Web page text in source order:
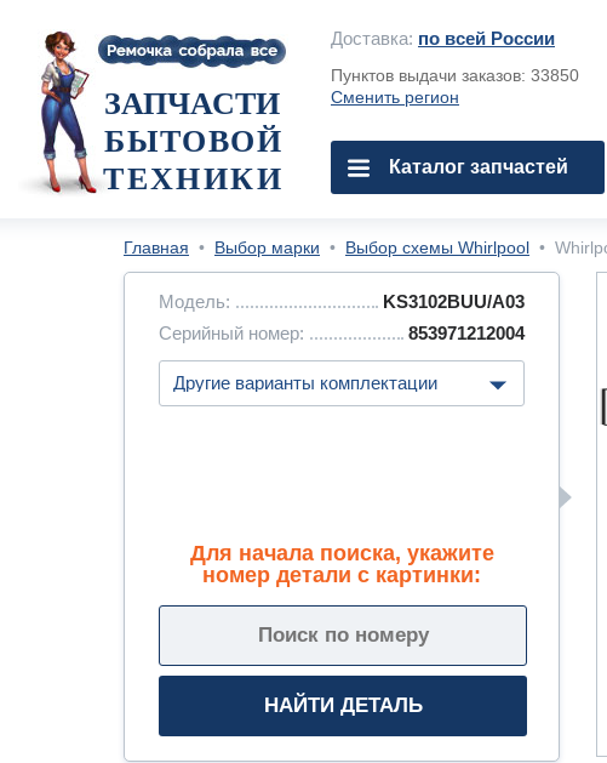
Доставка: по всей России
Пунктов выдачи заказов: 33850
Сменить регион
ЗАПЧАСТИ
БЫТОВОЙ
ТЕХНИКИ
Каталог запчастей
Главная • Выбор марки • Выбор схемы Whirlpool •
Модель:
KS3102BUU/A03
Серийный номер:
853971212004
Для начала поиска, укажите
номер детали с картинки: